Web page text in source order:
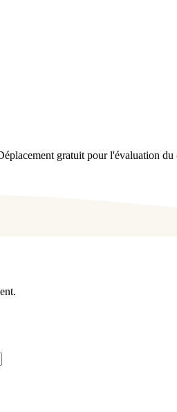
gratuit pour l'évaluation